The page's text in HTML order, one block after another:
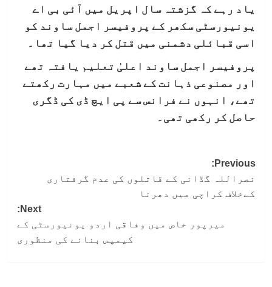
یاد رہے کہ گزشتہ سال اپریل میں آئی بی اے
یونیورسٹی سکھر کے پروفیسر اجمل ساوند کو
اسی قبائلی دشمنی میں قتل کر دیا گیا تھا۔
پروفیسر اجمل ساوند اعلیٰ تعلیم یافتہ تھے
اور مصنوعی ذہانت کے شعبے میں مہارت رکھتے
تھے، انہوں نے فرانس سے پی ایچ ڈی کی ڈگری
حاصل کر رکھی تھی۔
Post
navigation
Previous:
نصراللہ گڈانی کے قاتلوں کی عدم گرفتاری
کےخلاف کراچی میں دھرنا
Next:
میرپور خاص میں وفاقی اردو یونیورسٹی کے
کیمپس بنانے کی منظوری